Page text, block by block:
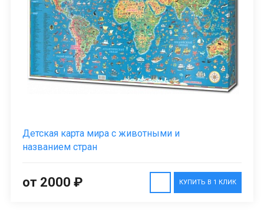
Детская карта мира с животными и
названием стран
КУПИТЬ В 1 КЛИК
от 2000 ₽